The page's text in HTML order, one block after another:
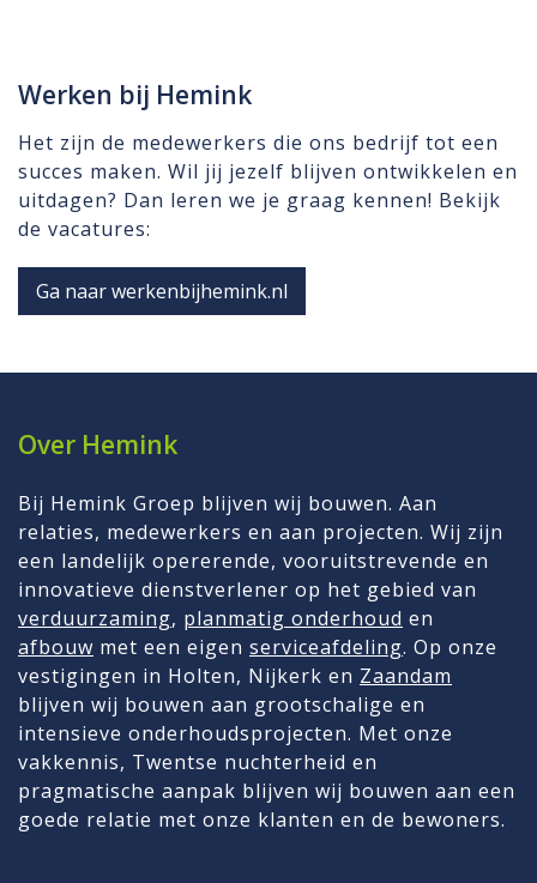
Werken bij Hemink
Het zijn de medewerkers die ons bedrijf tot een
succes maken. Wil jij jezelf blijven ontwikkelen en
uitdagen? Dan leren we je graag kennen! Bekijk
de vacatures:
Ga naar werkenbijhemink.nl
Over Hemink
Bij Hemink Groep blijven wij bouwen. Aan
relaties, medewerkers en aan projecten. Wij zijn
een landelijk opererende, vooruitstrevende en
innovatieve dienstverlener op het gebied van
verduurzaming, planmatig onderhoud en
afbouw met een eigen serviceafdeling. Op onze
vestigingen in Holten, Nijkerk en Zaandam
blijven wij bouwen aan grootschalige en
intensieve onderhoudsprojecten. Met onze
vakkennis, Twentse nuchterheid en
pragmatische aanpak blijven wij bouwen aan een
goede relatie met onze klanten en de bewoners.